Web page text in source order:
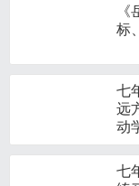
标
七
远
动
七